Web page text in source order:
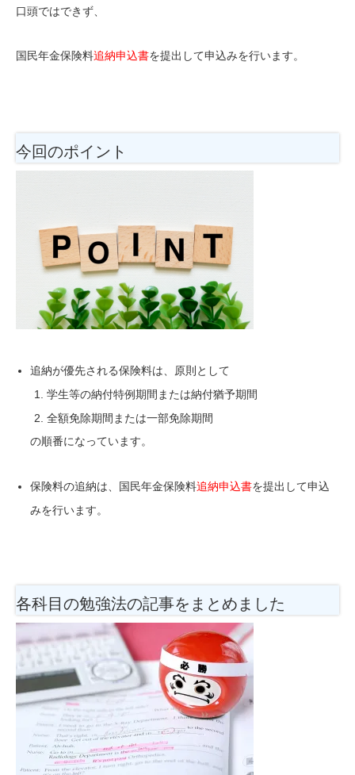
口頭ではできず、
国民年金保険料追納申込書を提出して申込みを行います。
今回のポイント
追納が優先される保険料は、原則として
学生等の納付特例期間または納付猶予期間
全額免除期間または一部免除期間
の順番になっています。
保険料の追納は、国民年金保険料追納申込書を提出して申込
みを行います。
各科目の勉強法の記事をまとめました